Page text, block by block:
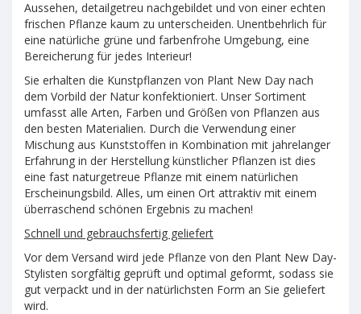
Aussehen, detailgetreu nachgebildet und von einer echten
frischen Pflanze kaum zu unterscheiden. Unentbehrlich für
eine natürliche grüne und farbenfrohe Umgebung, eine
Bereicherung für jedes Interieur!
Sie erhalten die Kunstpflanzen von Plant New Day nach
dem Vorbild der Natur konfektioniert. Unser Sortiment
umfasst alle Arten, Farben und Größen von Pflanzen aus
den besten Materialien. Durch die Verwendung einer
Mischung aus Kunststoffen in Kombination mit jahrelanger
Erfahrung in der Herstellung künstlicher Pflanzen ist dies
eine fast naturgetreue Pflanze mit einem natürlichen
Erscheinungsbild. Alles, um einen Ort attraktiv mit einem
überraschend schönen Ergebnis zu machen!
Schnell und gebrauchsfertig geliefert
Vor dem Versand wird jede Pflanze von den Plant New Day-
Stylisten sorgfältig geprüft und optimal geformt, sodass sie
gut verpackt und in der natürlichsten Form an Sie geliefert
wird.